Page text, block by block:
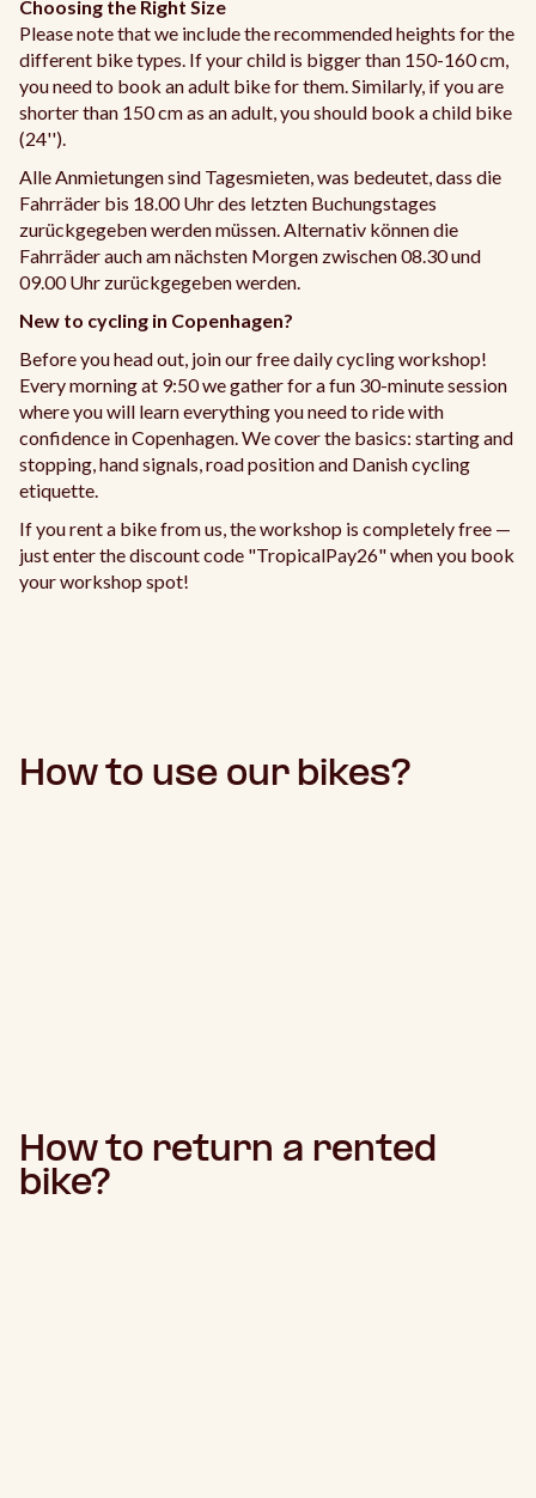
Choosing the Right Size
Please note that we include the recommended heights for the
different bike types. If your child is bigger than 150-160 cm,
you need to book an adult bike for them. Similarly, if you are
shorter than 150 cm as an adult, you should book a child bike
(24'').
Alle Anmietungen sind Tagesmieten, was bedeutet, dass die
Fahrräder bis 18.00 Uhr des letzten Buchungstages
zurückgegeben werden müssen. Alternativ können die
Fahrräder auch am nächsten Morgen zwischen 08.30 und
09.00 Uhr zurückgegeben werden.
New to cycling in Copenhagen?
Before you head out, join our free daily cycling workshop!
Every morning at 9:50 we gather for a fun 30-minute session
where you will learn everything you need to ride with
confidence in Copenhagen. We cover the basics: starting and
stopping, hand signals, road position and Danish cycling
etiquette.
If you rent a bike from us, the workshop is completely free —
just enter the discount code "TropicalPay26" when you book
your workshop spot!
How to use our bikes?
How to return a rented
bike?